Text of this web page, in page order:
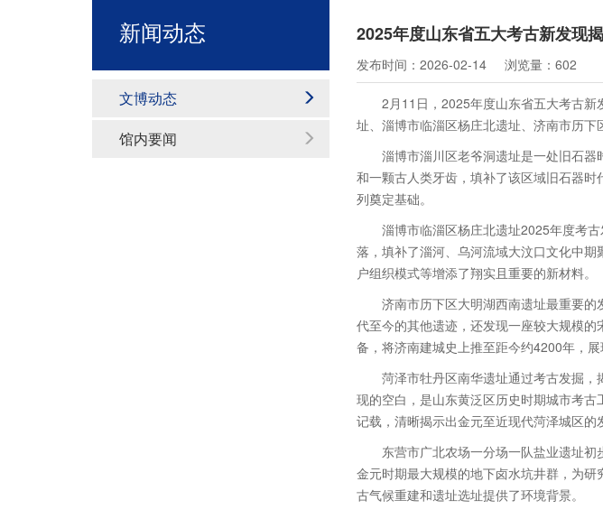
新闻动态
文博动态
馆内要闻
2025年度山东省五大考古新发现
发布时间：2026-02-14 浏览量：602
2月11日，2025年度山东省五大考古
址、淄博市临淄区杨庄北遗址、济南市历下
淄博市淄川区老爷洞遗址是一处旧石
和一颗古人类牙齿，填补了该区域旧石器
列奠定基础。
淄博市临淄区杨庄北遗址2025年度考
落，填补了淄河、乌河流域大汶口文化中
户组织模式等增添了翔实且重要的新材料。
济南市历下区大明湖西南遗址最重要
代至今的其他遗迹，还发现一座较大规模
备，将济南建城史上推至距今约4200年，展
菏泽市牡丹区南华遗址通过考古发掘
现的空白，是山东黄泛区历史时期城市考
记载，清晰揭示出金元至近现代菏泽城区的
东营市广北农场一分场一队盐业遗址
金元时期最大规模的地下卤水坑井群，为
古气候重建和遗址选址提供了环境背景。